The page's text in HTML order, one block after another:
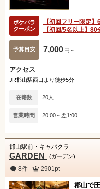
ポケパラ
クーポン
【初回フリー限定
【初回/5名以上】
予算目安 7,000 円～
アクセス
JR郡山駅西口より徒歩5分
在籍数 20人
営業時間 20:00～翌1:00
郡山駅前・キャバクラ
GARDEN (ガーデン)
8件 2901pt
郡山で